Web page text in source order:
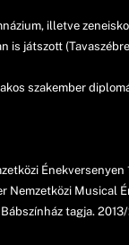
illetve
is játszott
szakember
Nemzetközi Musical
tagja.